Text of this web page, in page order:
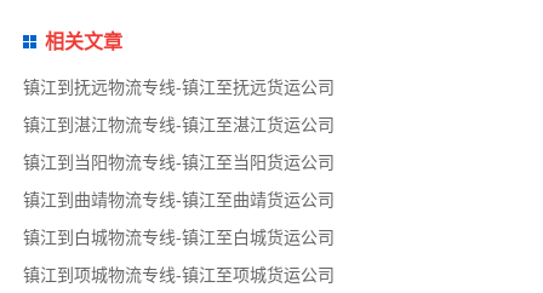
相关文章
镇江到抚远物流专线-镇江至抚远货运公司
镇江到湛江物流专线-镇江至湛江货运公司
镇江到当阳物流专线-镇江至当阳货运公司
镇江到曲靖物流专线-镇江至曲靖货运公司
镇江到白城物流专线-镇江至白城货运公司
镇江到项城物流专线-镇江至项城货运公司